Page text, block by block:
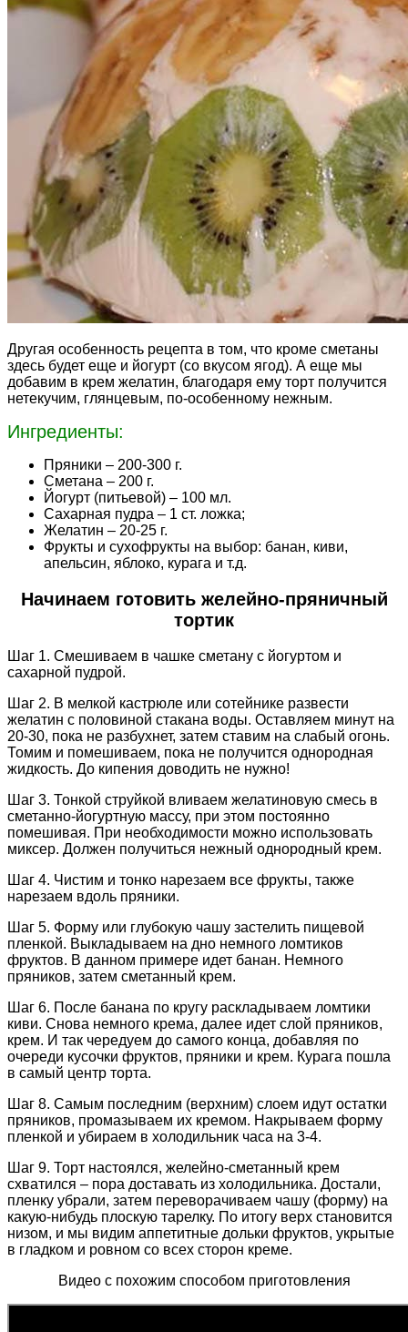
Другая особенность рецепта в том, что кроме сметаны
здесь будет еще и йогурт (со вкусом ягод). А еще мы
добавим в крем желатин, благодаря ему торт получится
нетекучим, глянцевым, по-особенному нежным.
Ингредиенты:
Пряники – 200-300 г.
Сметана – 200 г.
Йогурт (питьевой) – 100 мл.
Сахарная пудра – 1 ст. ложка;
Желатин – 20-25 г.
Фрукты и сухофрукты на выбор: банан, киви,
апельсин, яблоко, курага и т.д.
Начинаем готовить желейно-пряничный
тортик
Шаг 1. Смешиваем в чашке сметану с йогуртом и
сахарной пудрой.
Шаг 2. В мелкой кастрюле или сотейнике развести
желатин с половиной стакана воды. Оставляем минут на
20-30, пока не разбухнет, затем ставим на слабый огонь.
Томим и помешиваем, пока не получится однородная
жидкость. До кипения доводить не нужно!
Шаг 3. Тонкой струйкой вливаем желатиновую смесь в
сметанно-йогуртную массу, при этом постоянно
помешивая. При необходимости можно использовать
миксер. Должен получиться нежный однородный крем.
Шаг 4. Чистим и тонко нарезаем все фрукты, также
нарезаем вдоль пряники.
Шаг 5. Форму или глубокую чашу застелить пищевой
пленкой. Выкладываем на дно немного ломтиков
фруктов. В данном примере идет банан. Немного
пряников, затем сметанный крем.
Шаг 6. После банана по кругу раскладываем ломтики
киви. Снова немного крема, далее идет слой пряников,
крем. И так чередуем до самого конца, добавляя по
очереди кусочки фруктов, пряники и крем. Курага пошла
в самый центр торта.
Шаг 8. Самым последним (верхним) слоем идут остатки
пряников, промазываем их кремом. Накрываем форму
пленкой и убираем в холодильник часа на 3-4.
Шаг 9. Торт настоялся, желейно-сметанный крем
схватился – пора доставать из холодильника. Достали,
пленку убрали, затем переворачиваем чашу (форму) на
какую-нибудь плоскую тарелку. По итогу верх становится
низом, и мы видим аппетитные дольки фруктов, укрытые
в гладком и ровном со всех сторон креме.
Видео с похожим способом приготовления